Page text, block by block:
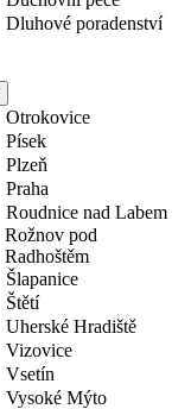
Dluhové poradenství
Otrokovice
Písek
Plzeň
Praha
Roudnice nad Labem
Rožnov pod
Radhoštěm
Šlapanice
Štětí
Uherské Hradiště
Vizovice
Vsetín
Vysoké Mýto